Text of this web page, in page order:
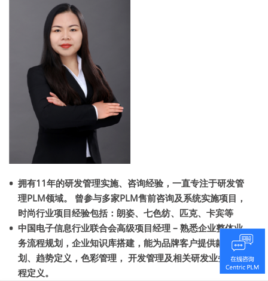
拥有11年的研发管理实施、咨询经验，一直专注于研发管
理PLM领域。 曾参与多家PLM售前咨询及系统实施项目，
时尚行业项目经验包括：朗姿、七色纺、匹克、卡宾等
中国电子信息行业联合会高级项目经理 – 熟悉企业整体业
务流程规划，企业知识库搭建，能为品牌客户提供款式规
划、趋势定义，色彩管理， 开发管理及相关研发业务的流
程定义。